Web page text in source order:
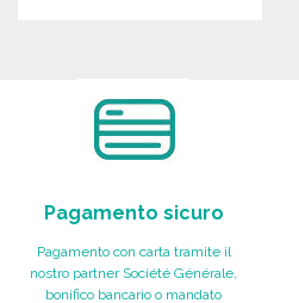
Pagamento sicuro
Pagamento con carta tramite il
nostro partner Société Générale,
bonifico bancario o mandato